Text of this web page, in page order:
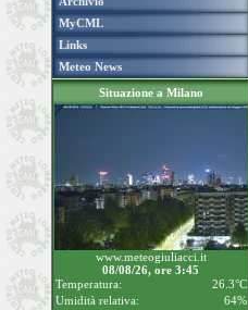
MyCML
Links
Meteo News
Situazione a Milano
www.meteogiuliacci.it
08/08/26, ore 3:45
Temperatura:
26.3°C
Umidità relativa:
64%